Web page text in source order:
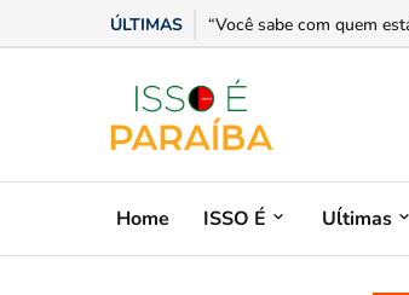
ÚLTIMAS Dia dos Pais movimenta
Home ISSO É Uĺtimas